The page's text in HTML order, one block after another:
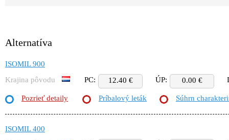
Alternatíva
ISOMIL 900
Krajina pôvodu
PC: 12.40 € ÚP: 0.00 €
Pozrieť detaily Príbalový leták Súhrn
ISOMIL 400